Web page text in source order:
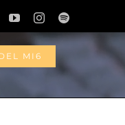
YouTubeInstagramSpotify
MI6